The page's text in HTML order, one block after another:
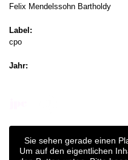
Felix Mendelssohn Bartholdy
Label:
cpo
Jahr:
Sie sehen gerade einen
Um auf den eigentlichen